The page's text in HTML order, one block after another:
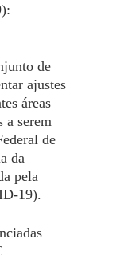
de
ajustes
áreas
a serem
de
da
pela
19).